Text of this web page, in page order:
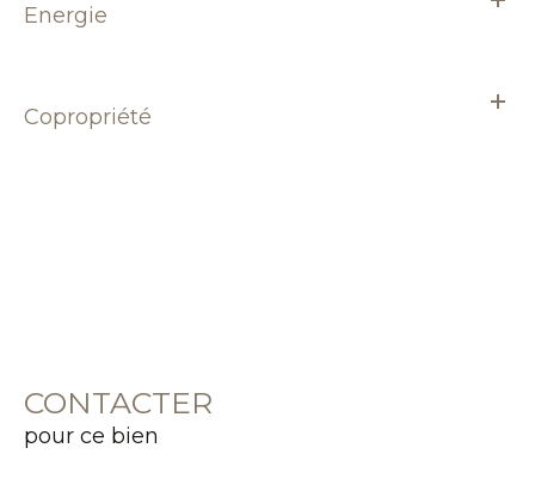
Energie
Copropriété
CONTACTER
pour ce bien